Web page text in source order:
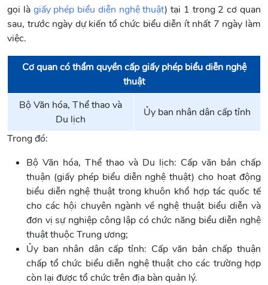
gọi là giấy phép biểu diễn nghệ thuật) tại 1 trong 2 cơ quan
sau, trước ngày dự kiến tổ chức biểu diễn ít nhất 7 ngày làm
việc.
Cơ quan có thẩm quyền cấp giấy phép biểu diễn nghệ
thuật
Bộ Văn hóa, Thể thao và
Du lịch
Ủy ban nhân dân cấp tỉnh
Trong đó:
Bộ Văn hóa, Thể thao và Du lịch: Cấp văn bản chấp
thuận (giấy phép biểu diễn nghệ thuật) cho hoạt động
biểu diễn nghệ thuật trong khuôn khổ hợp tác quốc tế
cho các hội chuyên ngành về nghệ thuật biểu diễn và
đơn vị sự nghiệp công lập có chức năng biểu diễn nghệ
thuật thuộc Trung ương;
Ủy ban nhân dân cấp tỉnh: Cấp văn bản chấp thuận
chấp tổ chức biểu diễn nghệ thuật cho các trường hợp
còn lại được tổ chức trên địa bàn quản lý.